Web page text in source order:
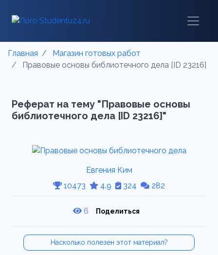
Главная
Магазин готовых работ
Правовые основы библиотечного дела [ID 23216]
Реферат на тему "Правовые основы
библиотечного дела [ID 23216]"
Евгения Ким
10473
4.9 324 282
6 Поделиться
Насколько полезен этот материал?